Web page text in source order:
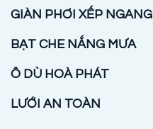
GIÀN PHƠI XẾP NGANG
BẠT CHE NẮNG MƯA
Ô DÙ HOÀ PHÁT
LƯỚI AN TOÀN